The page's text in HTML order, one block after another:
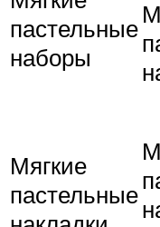
пастельные
наборы
Мягкие
пастельные